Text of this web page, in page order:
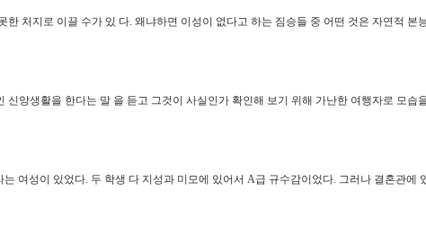
처지로 이끌 수가 있 다. 왜냐하면 이성이 없다고 하는 짐승들 중 어떤 것은 자연적 본
앙생활을 한다는 말 을 듣고 그것이 사실인가 확인해 보기 위해 가난한 여행자로 모습
여성이 있었다. 두 학생 다 지성과 미모에 있어서 A급 규수감이었다. 그러나 결혼관에